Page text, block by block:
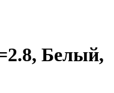
Белый,